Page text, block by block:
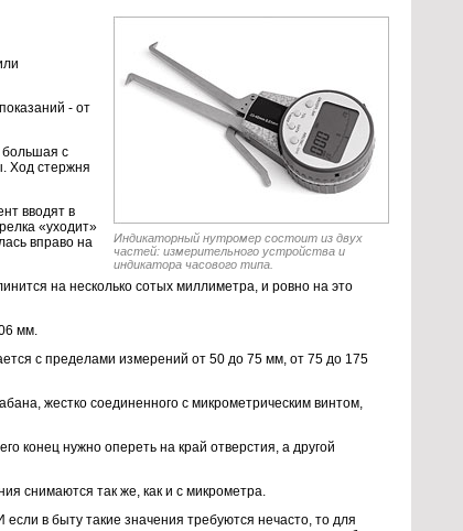
Индикаторный нутромер состоит из двух
частей: измерительного устройства и
индикатора часового типа.
- от
большая с
Ход стержня
вводят в
«уходит»
вправо на
на несколько сотых миллиметра, и ровно на это
мм.
с пределами измерений от 50 до 75 мм, от 75 до 175
жестко соединенного с микрометрическим винтом,
конец нужно опереть на край отверстия, а другой
снимаются так же, как и с микрометра.
в быту такие значения требуются нечасто, то для